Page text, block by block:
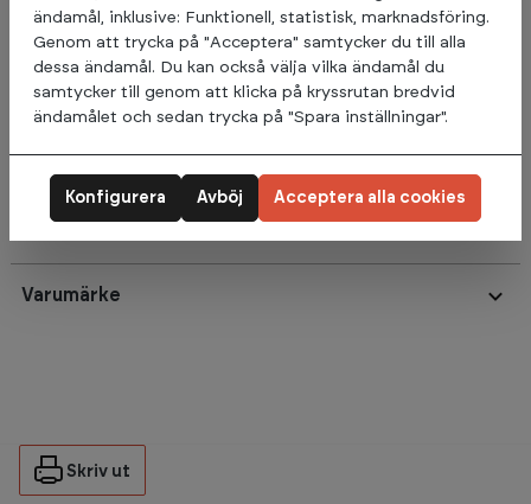
enkelt på kompatibla Keiser Rack-konfigurationer och blir ett
naturligt komplement till rackets övriga träningsmöjligheter.
Oavsett om du tränar med egen kroppsvikt eller vill
komplettera din rackträning med överkroppsövningar
erbjuderKeiser Chin Up Baren stabil, säker och hållbar
Varumärke
Skriv ut
ändamål, inklusive: Funktionell, statistisk, marknadsföring.
Genom att trycka på "Acceptera" samtycker du till alla
dessa ändamål. Du kan också välja vilka ändamål du
samtycker till genom att klicka på kryssrutan bredvid
ändamålet och sedan trycka på "Spara inställningar".
Avböj
Konfigurera Acceptera alla cookies